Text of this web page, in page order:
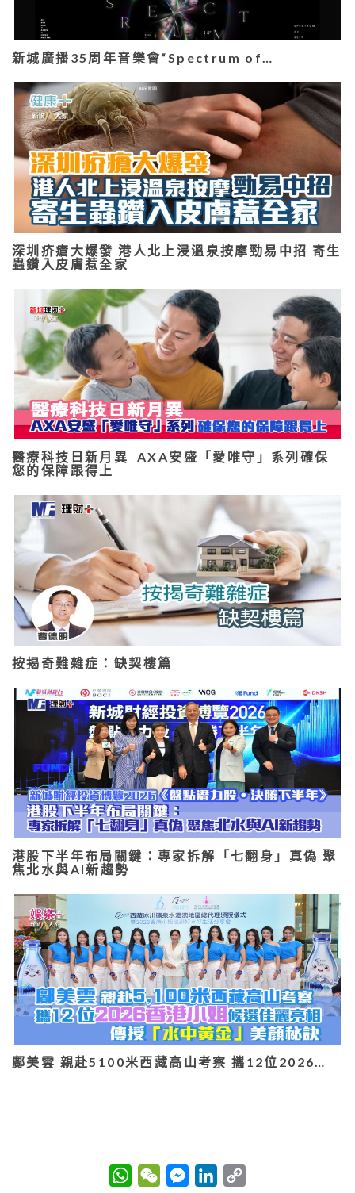
新城廣播35周年音樂會“Spectrum of…
深圳疥瘡大爆發 港人北上浸溫泉按摩勁易中招 寄生
蟲鑽入皮膚惹全家
醫療科技日新月異 AXA安盛「愛唯守」系列確保
您的保障跟得上
按揭奇難雜症：缺契樓篇
港股下半年布局關鍵：專家拆解「七翻身」真偽 聚
焦北水與AI新趨勢
鄺美雲 親赴5100米西藏高山考察 攜12位2026…
W
h
W
e
M
e
L